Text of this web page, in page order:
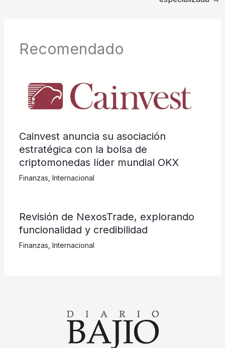
Recomendado
Cainvest anuncia su asociación
estratégica con la bolsa de
criptomonedas líder mundial OKX
Finanzas Internacional
Revisión de NexosTrade, explorando
funcionalidad y credibilidad
Finanzas Internacional